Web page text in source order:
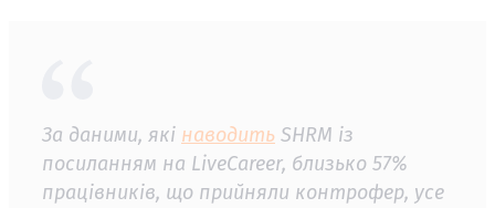
За даними, які наводить SHRM із
посиланням на LiveCareer, близько 57%
працівників, що прийняли контрофер, усе